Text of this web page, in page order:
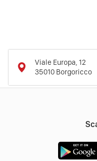
Viale Europa, 12
35010 Borgoricco